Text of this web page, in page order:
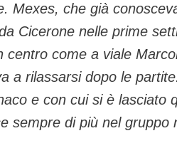
Mexes, che già
Cicerone nelle prime
centro come a viale
a rilassarsi dopo le
e con cui si è lasciato
sempre di più nel gruppo